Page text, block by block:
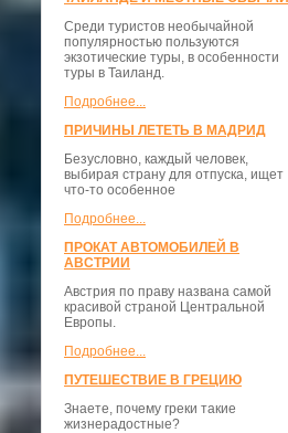
Среди туристов необычайной
популярностью пользуются
экзотические туры, в особенности
туры в Таиланд.
Подробнее...
ПРИЧИНЫ ЛЕТЕТЬ В МАДРИД
Безусловно, каждый человек,
выбирая страну для отпуска, ищет
что-то особенное
Подробнее...
ПРОКАТ АВТОМОБИЛЕЙ В
АВСТРИИ
Австрия по праву названа самой
красивой страной Центральной
Европы.
Подробнее...
ПУТЕШЕСТВИЕ В ГРЕЦИЮ
Знаете, почему греки такие
жизнерадостные?